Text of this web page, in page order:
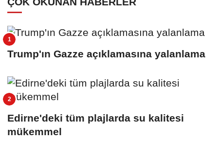
Trump'ın Gazze açıklamasına yalanlama
Edirne'deki tüm plajlarda su kalitesi
mükemmel